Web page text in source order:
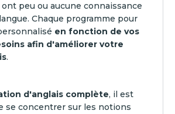
peu ou aucune connaissance
Chaque programme pour
en fonction de vos
afin d'améliorer votre
.
d'anglais complète, il est
se concentrer sur les notions